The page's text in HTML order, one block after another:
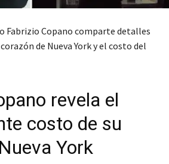
Fabrizio Copano comparte detalles
de Nueva York y el costo del
revela el
costo de su
York